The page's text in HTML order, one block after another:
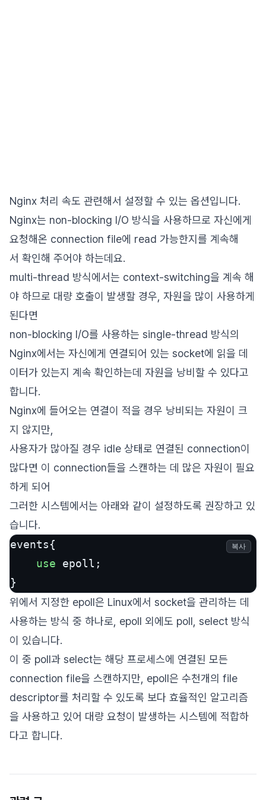
Nginx 처리 속도 관련해서 설정할 수 있는 옵션입니다.
Nginx는 non-blocking I/O 방식을 사용하므로 자신에게
요청해온 connection file에 read 가능한지를 계속해
서 확인해 주어야 하는데요.
multi-thread 방식에서는 context-switching을 계속 해
야 하므로 대량 호출이 발생할 경우, 자원을 많이 사용하게
된다면
non-blocking I/O를 사용하는 single-thread 방식의
Nginx에서는 자신에게 연결되어 있는 socket에 읽을 데
이터가 있는지 계속 확인하는데 자원을 낭비할 수 있다고
합니다.
Nginx에 들어오는 연결이 적을 경우 낭비되는 자원이 크
지 않지만,
사용자가 많아질 경우 idle 상태로 연결된 connection이
많다면 이 connection들을 스캔하는 데 많은 자원이 필요
하게 되어
그러한 시스템에서는 아래와 같이 설정하도록 권장하고 있
습니다.
events{
use epoll;
}
복사
위에서 지정한 epoll은 Linux에서 socket을 관리하는 데
사용하는 방식 중 하나로, epoll 외에도 poll, select 방식
이 있습니다.
이 중 poll과 select는 해당 프로세스에 연결된 모든
connection file을 스캔하지만, epoll은 수천개의 file
descriptor를 처리할 수 있도록 보다 효율적인 알고리즘
을 사용하고 있어 대량 요청이 발생하는 시스템에 적합하
다고 합니다.